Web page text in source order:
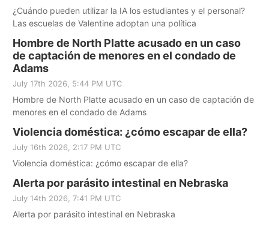
¿Cuándo pueden utilizar la IA los estudiantes y el personal?
Las escuelas de Valentine adoptan una política
Hombre de North Platte acusado en un caso
de captación de menores en el condado de
Adams
July 17th 2026, 5:44 PM UTC
Hombre de North Platte acusado en un caso de captación de
menores en el condado de Adams
Violencia doméstica: ¿cómo escapar de ella?
July 16th 2026, 2:17 PM UTC
Violencia doméstica: ¿cómo escapar de ella?
Alerta por parásito intestinal en Nebraska
July 14th 2026, 7:41 PM UTC
Alerta por parásito intestinal en Nebraska